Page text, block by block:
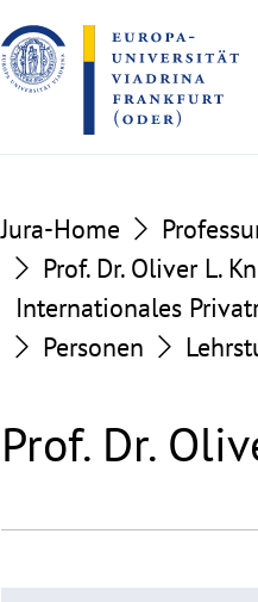
to
the
content
to
the
footer
Jura-Home
Prof. Dr. Oliver L.
Internationales
Personen
Prof. Dr.